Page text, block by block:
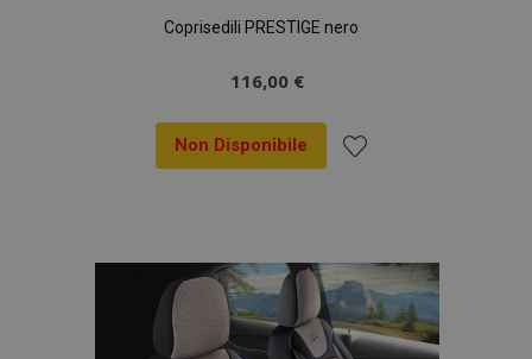
Coprisedili PRESTIGE nero
116,00 €
Non Disponibile
lista
desideri